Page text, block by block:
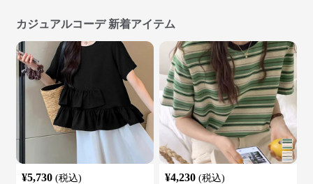
カジュアルコーデ 新着アイテム
¥5,730 (税込) ¥4,230 (税込)